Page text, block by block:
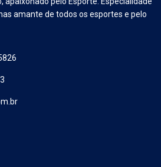
apaixonado pelo Esporte. Especialidade
amante de todos os esportes e pelo